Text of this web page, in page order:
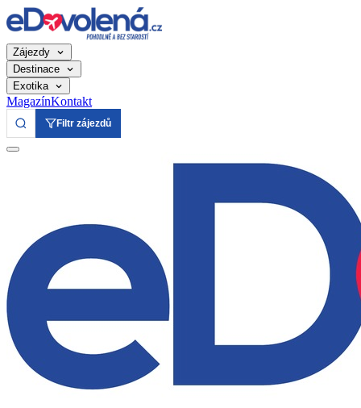
Zájezdy
Destinace
Exotika
MagazínKontakt
Filtr zájezdů